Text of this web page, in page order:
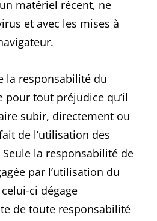
matériel récent, ne
et avec les mises à
la responsabilité du
tout préjudice qu’il
subir, directement ou
de l’utilisation des
la responsabilité de
par l’utilisation du
ci dégage
de toute responsabilité